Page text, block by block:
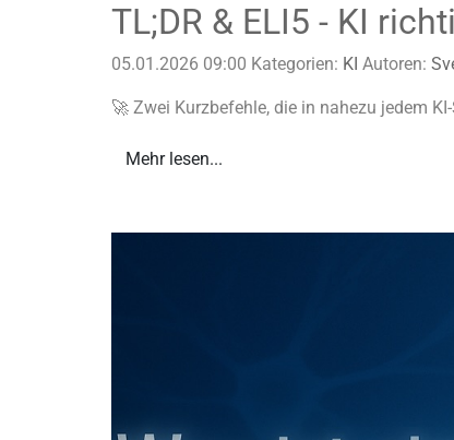
TL;DR & ELI5 - KI
05.01.2026 09:00 Kategorien: KI Autoren:
🚀 Zwei Kurzbefehle, die in nahezu jedem
Mehr lesen...